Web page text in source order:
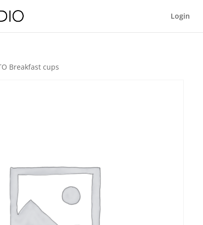
Login
Breakfast cups